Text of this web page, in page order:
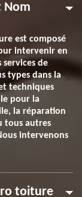
Nom
est composé
intervenir en
de
types dans la
techniques
pour la
la réparation
tous autres
intervenons
toiture